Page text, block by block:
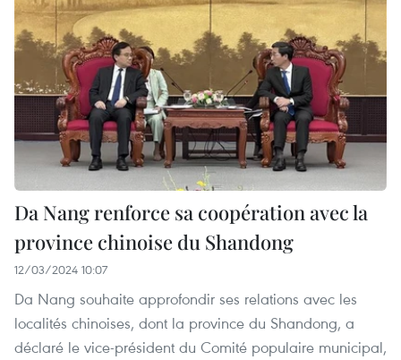
Da Nang renforce sa coopération avec la
province chinoise du Shandong
12/03/2024 10:07
Da Nang souhaite approfondir ses relations avec les
localités chinoises, dont la province du Shandong, a
déclaré le vice-président du Comité populaire municipal,